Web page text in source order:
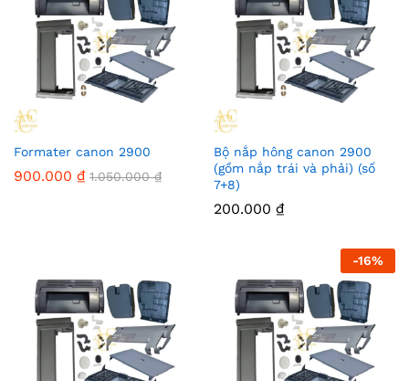
Formater canon 2900
900.000 ₫ 1.050.000₫
Bộ nắp hông canon 2900
(gồm nắp trái và phải) (số
7+8)
200.000 ₫
-16%